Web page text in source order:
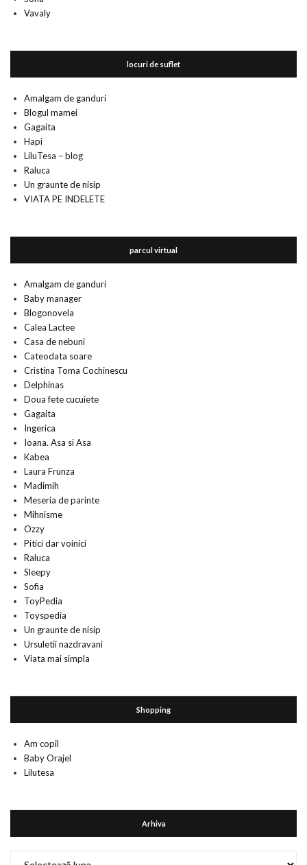
Vavaly
locuri de suflet
Amalgam de ganduri
Blogul mamei
Gagaita
Hapi
LiluTesa – blog
Raluca
Un graunte de nisip
VIATA PE INDELETE
parcul virtual
Amalgam de ganduri
Baby manager
Blogonovela
Calea Lactee
Casa de nebuni
Cateodata soare
Cristina Toma Cochinescu
Delphinas
Doua fete cucuiete
Gagaita
Ingerica
Ioana. Asa si Asa
Kabea
Laura Frunza
Madimih
Meseria de parinte
Mihnisme
Ozzy
Pitici dar voinici
Raluca
Sleepy
Sofia
ToyPedia
Toyspedia
Un graunte de nisip
Ursuletii nazdravani
Viata mai simpla
Shopping
Am copil
Baby Orajel
Lilutesa
Arhiva